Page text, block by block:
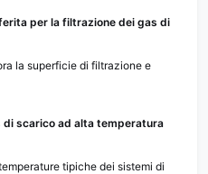
per la filtrazione dei gas di
la superficie di filtrazione e
scarico ad alta temperatura
tipiche dei sistemi di